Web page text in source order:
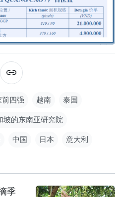
四强 越南 泰国
坡的东南亚研究院
中国 日本 意大利
季